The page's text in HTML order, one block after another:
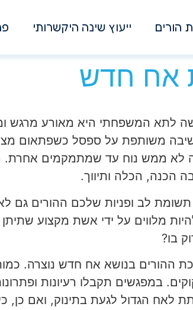
הורים ייעוץ שינה היקשרותי
אח חדש
לתא המשפחתי היא מאורע מרגש
משותפת על ספסל כשפתאום
לא ממש נוח עד שמתמקמים אחרת.
הכנה, הכלה ותיווך.
לב ופניות שלכם ההורים גם
מלווים על ידי אשת מקצוע
בו?
ההורים בנושא אח חדש נוצרה.
במפגשים תקבלו רעיונות
לאח הגדול לגעת בתינוק, ואם כן,